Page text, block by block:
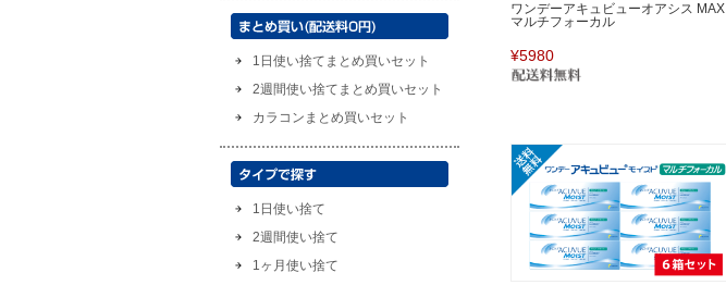
1日使い捨てまとめ買いセット
2週間使い捨てまとめ買いセット
カラコンまとめ買いセット
1日使い捨て
2週間使い捨て
1ヶ月使い捨て
ワンデーアキュビューオアシス MAX
マルチフォーカル
¥5980